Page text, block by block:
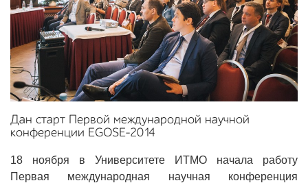
Дан старт Первой международной научной
конференции EGOSE-2014
18 ноября в Университете ИТМО начала работу
Первая международная научная конференция